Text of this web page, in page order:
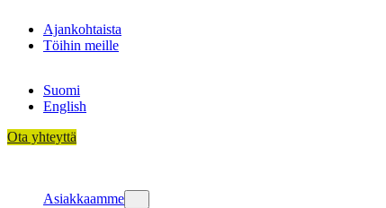
sisältöönAjankohtaista
Töihin meille
Suomi
English
Ota yhteyttä
Asiakkaamme